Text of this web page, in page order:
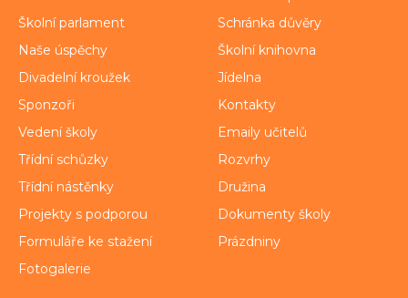
Školní parlament
Schránka důvěry
Naše úspěchy
Školní knihovna
Divadelní kroužek
Jídelna
Sponzoři
Kontakty
Vedení školy
Emaily učitelů
Třídní schůzky
Rozvrhy
Třídní nástěnky
Družina
Projekty s podporou
Dokumenty školy
Formuláře ke stažení
Prázdniny
Fotogalerie